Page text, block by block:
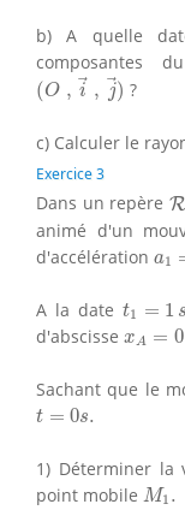
b) A quelle
composantes
(O , i , j)
(O,i→,j→)?
c) Calculer le
Exercice 3
Dans un repère R
R=
animé d'un
d'accélération a1
a1=
A la datet1 = 1
t 1s
d'abscisse xA = 0
x
Sachant que le
t = 0s.
t s.
1) Déterminer la
point mobile M1 .
M1